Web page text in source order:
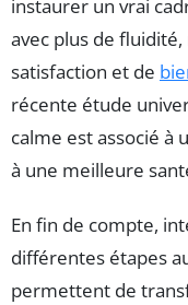
instaurer un vrai
avec plus de
satisfaction et de
récente étude
calme est associé à
à une meilleure
En fin de compte,
différentes étapes
permettent de